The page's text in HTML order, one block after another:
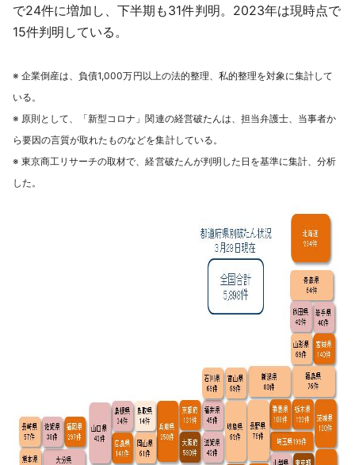
で24件に増加し、下半期も31件判明。2023年は現時点で
15件判明している。
※ 企業倒産は、負債1,000万円以上の法的整理、私的整理を対象に集計して
いる。
※ 原則として、「新型コロナ」関連の経営破たんは、担当弁護士、当事者か
ら要因の言質が取れたものなどを集計している。
※ 東京商工リサーチの取材で、経営破たんが判明した日を基準に集計、分析
した。